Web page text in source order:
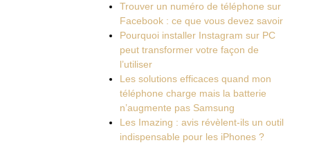
Trouver un numéro de téléphone sur
Facebook : ce que vous devez savoir
Pourquoi installer Instagram sur PC
peut transformer votre façon de
l’utiliser
Les solutions efficaces quand mon
téléphone charge mais la batterie
n’augmente pas Samsung
Les Imazing : avis révèlent-ils un outil
indispensable pour les iPhones ?